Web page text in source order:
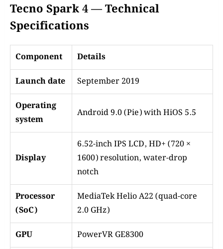
Tecno Spark 4 — Technical
Specifications
Component
Details
Launch date
September 2019
Operating
system
Android 9.0 (Pie) with HiOS 5.5
Display
6.52-inch IPS LCD, HD+ (720 ×
1600) resolution, water-drop
notch
Processor
(SoC)
MediaTek Helio A22 (quad-core
2.0 GHz)
GPU
PowerVR GE8300